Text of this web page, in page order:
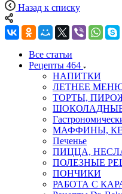
Назад к списку
Все статьи
Рецепты 464
НАПИТКИ
ЛЕТНЕЕ
ТОРТЫ,
МАФФИНЫ,
Печенье
ПИЦЦА,
ПОЛЕЗНЫЕ
ПОНЧИКИ
РАБОТА С